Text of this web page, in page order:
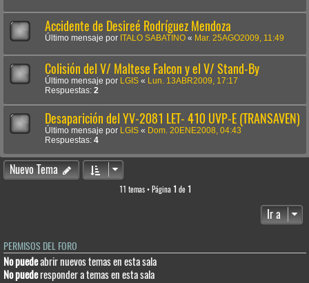
Accidente de Desireé Rodríguez Mendoza
Último mensaje por ITALO SABATINO « Mar. 25AGO2009, 11:49
Colisión del V/ Maltese Falcon y el V/ Stand-By
Último mensaje por LGIS «
Lun. 13ABR2009, 17:17
Respuestas: 2
Desaparición del YV-2081 LET- 410 UVP-E (TRANSAVEN)
Último mensaje por LGIS « Dom. 20ENE2008, 04:43
Respuestas: 4
Nuevo Tema
11 temas • Página 1 de 1
Ir a
PERMISOS DEL FORO
No puedeabrir nuevos temas en esta sala
No puederesponder a temas en esta sala